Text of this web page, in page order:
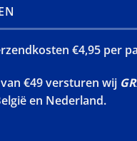
€4,95 per
€49 versturen wij
en Nederland.